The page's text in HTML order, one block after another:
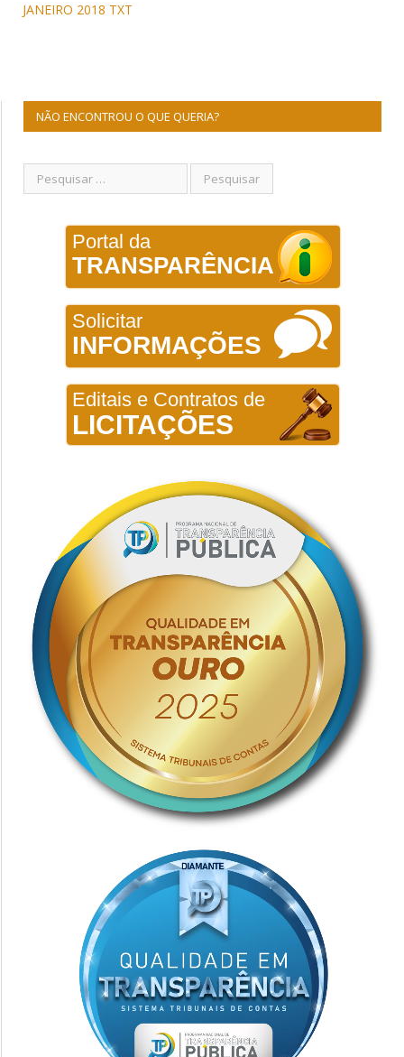
JANEIRO 2018 TXT
NÃO ENCONTROU O QUE QUERIA?
Portal da
TRANSPARÊNCIA
Solicitar
INFORMAÇÕES
Editais e Contratos de
LICITAÇÕES